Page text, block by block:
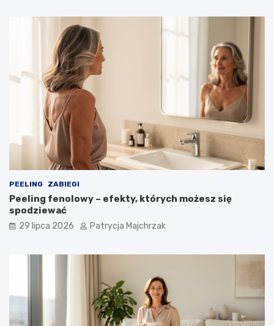
PEELING ZABIEGI
Peeling fenolowy – efekty, których możesz się
spodziewać
29 lipca 2026 Patrycja Majchrzak